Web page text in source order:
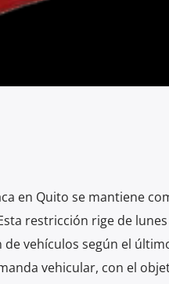
en Quito se mantiene
restricción rige de
vehículos según el
vehicular, con el